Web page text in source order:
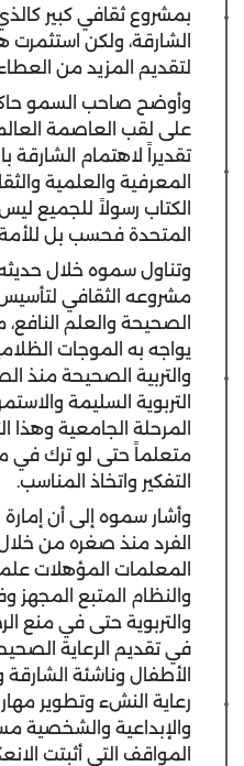
بمشروع ثقافي كبير
الشارقة، ولكن استثمرت
لتقديم المزيد من
وأوضح صاحب السمو
تقديراً لاهتمام الشارقة
المعرفية والعلمية
الكتاب رسولاً للجميع
المتحدة فحسب بل للأمة
وتناول سموه خلال حديثه
مشروعه الثقافي
الصحيحة والعلم
يواجه به الموجات
والتربية الصحيحة منذ
التربوية السليمة
المرحلة الجامعية
متعلماً حتى لو ترك في
التفكير واتخاذ المناسب.
وأشار سموه إلى أن
الفرد منذ صغره من
المعلمات المؤهلات
والنظام المتبع
والتربوية حتى في منع
في تقديم الرعاية
الأطفال وناشئة
رعاية النشء وتطوير
والإبداعية والشخصية
المواقف التي أثبتت